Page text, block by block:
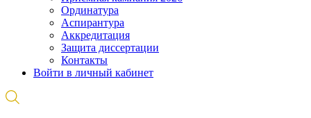
Ординатура
Аспирантура
Аккредитация
Защита диссертации
Контакты
Войти в личный кабинет